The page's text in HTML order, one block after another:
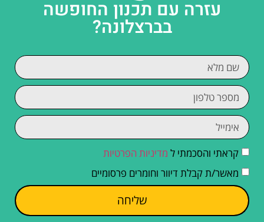
עזרה עם תכנון החופשה
בברצלונה?
קראתי והסכמתי ל מדיניות הפרטיות
מאשר/ת קבלת דיוור וחומרים פרסומיים
שליחה